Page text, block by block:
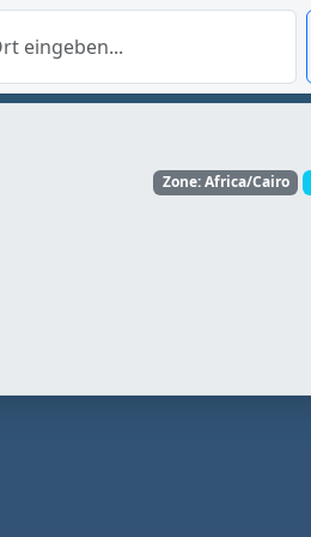
Zone: Africa/Cairo